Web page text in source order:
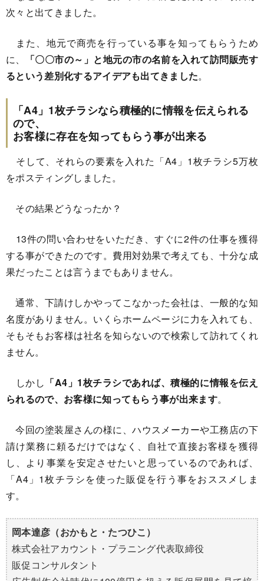
次々と出てきました。
また、地元で商売を行っている事を知ってもらうため
に、
「〇〇市の～」と地元の市の名前を入れて訪問販売す
るという差別化するアイデアも出てきました。
「A4」1枚チラシなら積極的に情報を伝えられる
ので、
お客様に存在を知ってもらう事が出来る
そして、それらの要素を入れた「A4」1枚チラシ5万枚
をポスティングしました。
その結果どうなったか？
13件の問い合わせをいただき、すぐに2件の仕事を獲得
する事ができたのです。費用対効果で考えても、十分な成
果だったことは言うまでもありません。
通常、下請けしかやってこなかった会社は、一般的な知
名度がありません。いくらホームページに力を入れても、
そもそもお客様は社名を知らないので検索して訪れてくれ
ません。
しかし 「A4」1枚チラシであれば、積極的に情報を伝え
られるので、お客様に知ってもらう事が出来ます。
今回の塗装屋さんの様に、ハウスメーカーや工務店の下
請け業務に頼るだけではなく、自社で直接お客様を獲得
し、より事業を安定させたいと思っているのであれば、
「A4」1枚チラシを使った販促を行う事をおススメしま
す。
岡本達彦（おかもと・たつひこ）
株式会社アカウント・プラニング代表取締役
販促コンサルタント